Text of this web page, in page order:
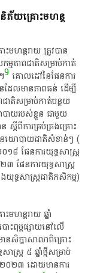
និភ័យ​គ្រោះ​មហន្ត
មហន្តរាយ​ ត្រូវ​បាន​
មភាព​ជាតិ​សម្រាប់​កាត់​
9 ​ គោលដៅ​នៃ​ផែនការ​
ែល​មាន​ភាព​ធន់​ ដើម្បី​
ជាតិ​សម្រាប់​កាត់​បន្ថយ​
ាយ​របស់​ខ្លួន​ ជាមួយ​
តី​ពី​ការ​គ្រប់គ្រង​គ្រោះ​
នយោបាយ​ជាតិ​សំខាន់ៗ​ (​
១៨​ ផែនការ​យុទ្ធសាស្ត្រ​
៣​ ផែនការ​យុទ្ធសាស្ត្រ​
ទ្ធសាស្ត្រ​ជាតិ​កសិកម្ម​)​
មហន្តរាយ​ ឆ្នាំ​
ោះពុម្ពផ្សាយ​នៅ​លើ​
សិក្ខាសាលា​ពិគ្រោះ​
ស្ត្រ​ ៥​ ឆ្នាំ​ថ្មី​សម្រាប់​
២០២៣​ ដោយ​មានការ​